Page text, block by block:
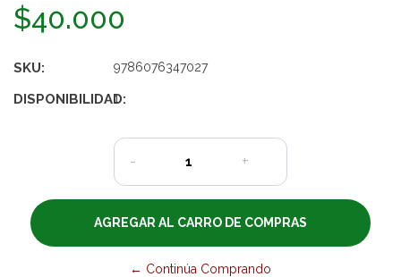
$40.000
SKU: 9786076347027
DISPONIBILIDAD:
1
- +
← Continúa Comprando